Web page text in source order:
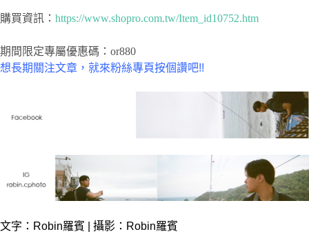
購買資訊： https://www.shopro.com.tw/Item_id10752.htm
期間限定專屬優惠碼：or880
想長期關注文章，就來粉絲專頁按個讚吧!!
文字： Robin羅賓 | 攝影：Robin羅賓